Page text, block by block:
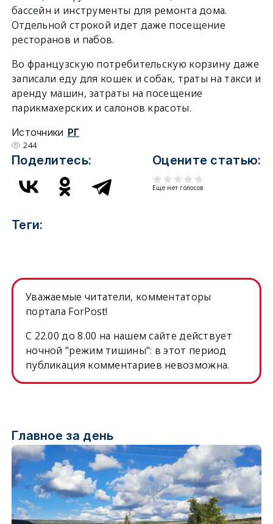
бассейн и инструменты для ремонта дома.
Отдельной строкой идет даже посещение
ресторанов и пабов.
Во французскую потребительскую корзину даже
записали еду для кошек и собак, траты на такси и
аренду машин, затраты на посещение
парикмахерских и салонов красоты.
Источники РГ
244
Поделитесь: Оцените статью:
Еще нет голосов
Теги:
Уважаемые читатели, комментаторы
портала ForPost!
C 22.00 до 8.00 на нашем сайте действует
ночной "режим тишины": в этот период
публикация комментариев невозможна.
Главное за день